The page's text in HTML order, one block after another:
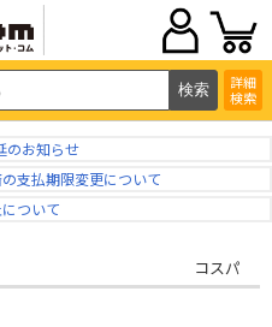
詳細
検索
のお知らせ
支払期限変更について
ついて
コスパ